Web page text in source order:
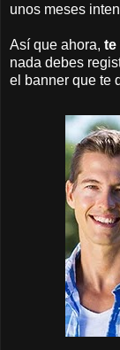
unos meses
Así que ahora, te
nada debes
el banner que te